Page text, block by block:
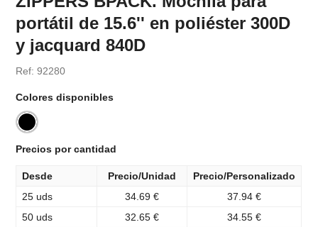
portátil de 15.6'' en poliéster 300D
y jacquard 840D
Ref: 92280
Colores disponibles
Precios por cantidad
Desde Precio/Unidad
Precio/Personalizado
25 uds
34.69 €
37.94 €
50 uds
32.65 €
34.55 €